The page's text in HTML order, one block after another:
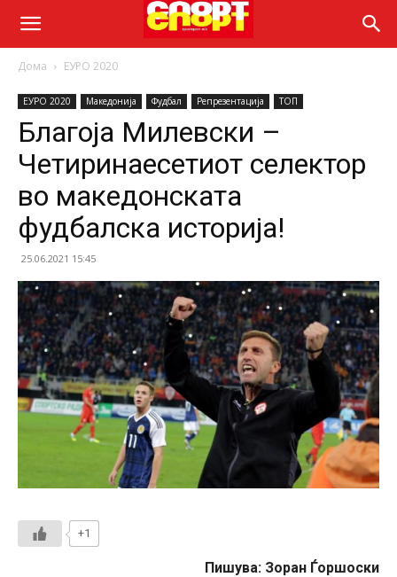
Дома ЕУРО 2020
ЕУРО 2020 Македонија Фудбал Репрезентација ТОП
Благоја Милевски –
Четиринаесетиот селектор
во македонската
фудбалска историја!
25.06.2021 15:45
+1
Пишува: Зоран Ѓоршоски